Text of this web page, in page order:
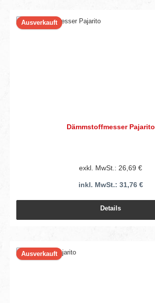
Ausverkauft
Dämmstoffmesser Pajarito
exkl. MwSt.: 26,69 €
inkl. MwSt.: 31,76 €
Details
Ausverkauft